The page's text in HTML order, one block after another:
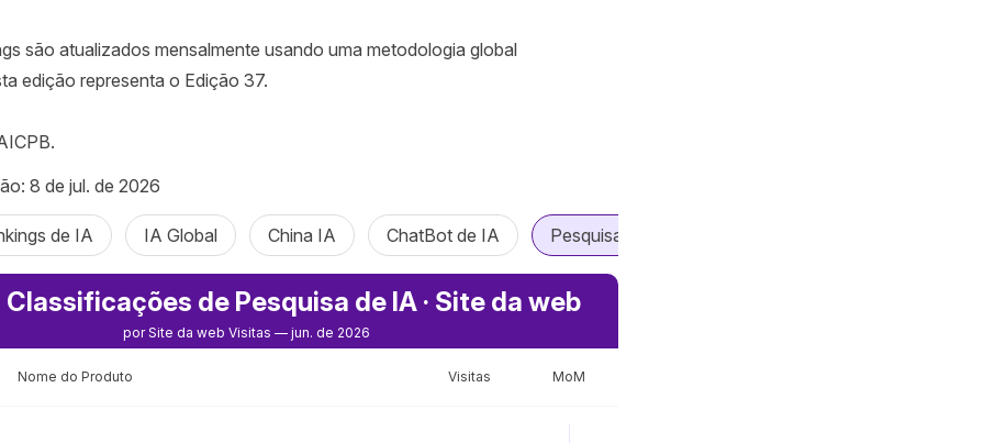
são atualizados mensalmente usando uma metodologia global
edição representa o Edição 37.
8 de jul. de 2026
de IA IA Global China IA ChatBot de IA Pesquisa de IA
Classificações de Pesquisa de IA · Site da web
por Site da web Visitas — jun. de 2026
Nome do Produto Visitas MoM